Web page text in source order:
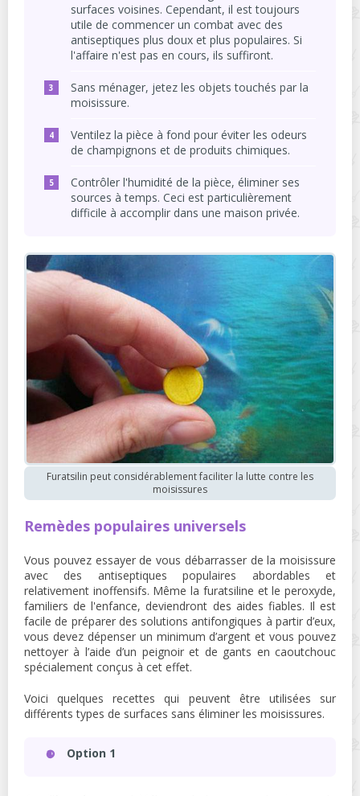
surfaces voisines. Cependant, il est toujours
utile de commencer un combat avec des
antiseptiques plus doux et plus populaires. Si
l'affaire n'est pas en cours, ils suffiront.
Sans ménager, jetez les objets touchés par la
moisissure.
Ventilez la pièce à fond pour éviter les odeurs
de champignons et de produits chimiques.
Contrôler l'humidité de la pièce, éliminer ses
sources à temps. Ceci est particulièrement
difficile à accomplir dans une maison privée.
Furatsilin peut considérablement faciliter la lutte contre les
moisissures
Remèdes populaires universels
Vous pouvez essayer de vous débarrasser de la moisissure
avec des antiseptiques populaires abordables et
relativement inoffensifs. Même la furatsiline et le peroxyde,
familiers de l'enfance, deviendront des aides fiables. Il est
facile de préparer des solutions antifongiques à partir d’eux,
vous devez dépenser un minimum d’argent et vous pouvez
nettoyer à l’aide d’un peignoir et de gants en caoutchouc
spécialement conçus à cet effet.
Voici quelques recettes qui peuvent être utilisées sur
différents types de surfaces sans éliminer les moisissures.
Option 1